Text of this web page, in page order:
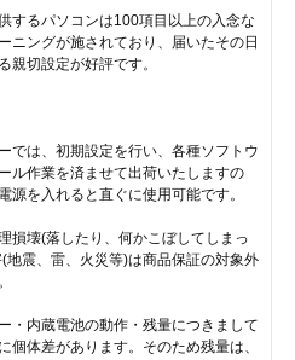
するパソコンは100項目以上の入念な
ニングが施されており、届いたその日
親切設定が好評です。
では、初期設定を行い、各種ソフトウ
ル作業を済ませて出荷いたしますの
源を入れると直ぐに使用可能です。
損壊(落したり、何かこぼしてしまっ
地震、雷、火災等)は商品保証の対象外
・内蔵電池の動作・残量につきまして
個体差があります。そのため残量は、